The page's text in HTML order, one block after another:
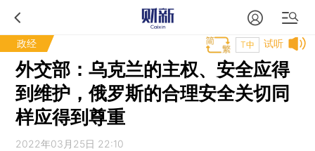
政经 试听
T中
外交部：乌克兰的主权、安全应得
到维护，俄罗斯的合理安全关切同
样应得到尊重
2022年03月25日 22:10